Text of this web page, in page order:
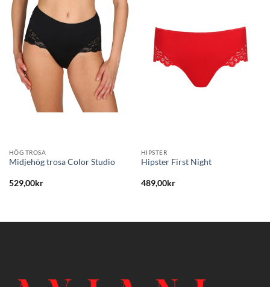
Lägg
önskelistan
HÖG TROSA
Midjehög trosa Color Studio
529,00kr
HIPSTER
Hipster First Night
489,00kr